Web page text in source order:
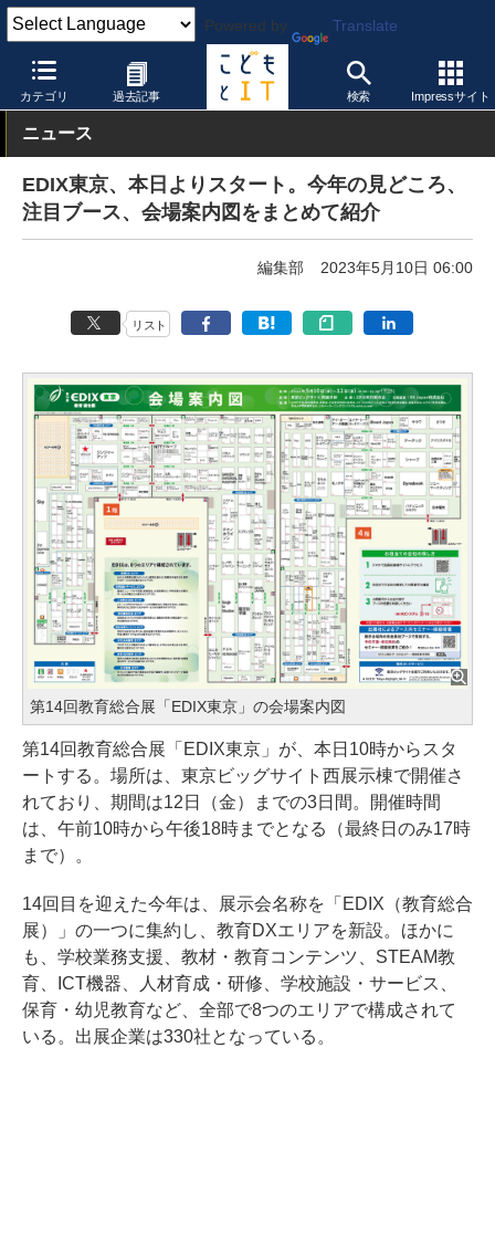
Powered by Translate
カテゴリ 過去記事 検索 Impressサイト
こどもとIT イベント・セミナー
ニュース
EDIX東京、本日よりスタート。今年の見どころ、
注目ブース、会場案内図をまとめて紹介
編集部 2023年5月10日 06:00
リスト
第14回教育総合展「EDIX東京」の会場案内図
第14回教育総合展「EDIX東京」が、本日10時からスタ
ートする。場所は、東京ビッグサイト西展示棟で開催さ
れており、期間は12日（金）までの3日間。開催時間
は、午前10時から午後18時までとなる（最終日のみ17時
まで）。
14回目を迎えた今年は、展示会名称を「EDIX（教育総合
展）」の一つに集約し、教育DXエリアを新設。ほかに
も、学校業務支援、教材・教育コンテンツ、STEAM教
育、ICT機器、人材育成・研修、学校施設・サービス、
保育・幼児教育など、全部で8つのエリアで構成されて
いる。出展企業は330社となっている。